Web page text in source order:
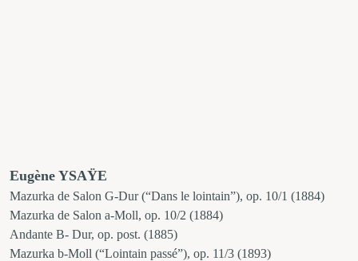
Eugène YSAŸE
Mazurka de Salon G-Dur (“Dans le lointain”), op. 10/1 (1884)
Mazurka de Salon a-Moll, op. 10/2 (1884)
Andante B- Dur, op. post. (1885)
Mazurka b-Moll (“Lointain passé”), op. 11/3 (1893)